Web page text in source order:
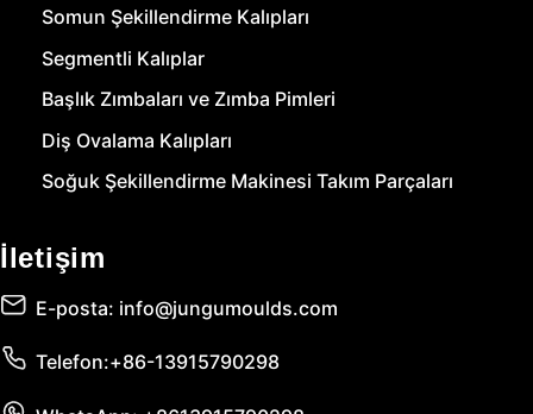
Somun Şekillendirme Kalıpları
Segmentli Kalıplar
Başlık Zımbaları ve Zımba Pimleri
Diş Ovalama Kalıpları
Soğuk Şekillendirme Makinesi Takım Parçaları
İletişim
E-posta: info@jungumoulds.com
Telefon:+86-13915790298